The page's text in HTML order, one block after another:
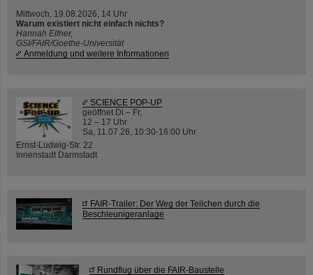
Mittwoch, 19.08.2026, 14 Uhr
Warum existiert nicht einfach nichts?
Hannah Elfner,
GSI/FAIR/Goethe-Universität
Anmeldung und weitere Informationen
SCIENCE POP-UP
geöffnet Di – Fr,
12 – 17 Uhr
Sa, 11.07.26, 10:30-16:00 Uhr
Ernst-Ludwig-Str. 22
Innenstadt Darmstadt
FAIR-Trailer: Der Weg der Teilchen durch die
Beschleunigeranlage
Rundflug über die FAIR-Baustelle